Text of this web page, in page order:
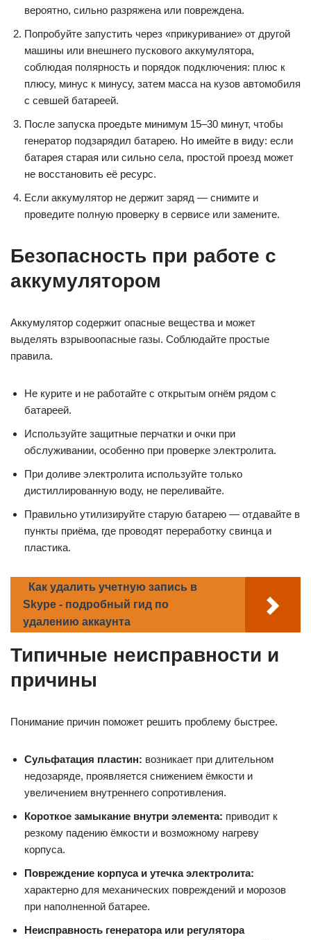
вероятно, сильно разряжена или повреждена.
Попробуйте запустить через «прикуривание» от другой
машины или внешнего пускового аккумулятора,
соблюдая полярность и порядок подключения: плюс к
плюсу, минус к минусу, затем масса на кузов автомобиля
с севшей батареей.
После запуска проедьте минимум 15–30 минут, чтобы
генератор подзарядил батарею. Но имейте в виду: если
батарея старая или сильно села, простой проезд может
не восстановить её ресурс.
Если аккумулятор не держит заряд — снимите и
проведите полную проверку в сервисе или замените.
Безопасность при работе с
аккумулятором
Аккумулятор содержит опасные вещества и может
выделять взрывоопасные газы. Соблюдайте простые
правила.
Не курите и не работайте с открытым огнём рядом с
батареей.
Используйте защитные перчатки и очки при
обслуживании, особенно при проверке электролита.
При доливе электролита используйте только
дистиллированную воду, не переливайте.
Правильно утилизируйте старую батарею — отдавайте в
пункты приёма, где проводят переработку свинца и
пластика.
Как удалить учетную запись в
Skype - подробный гид по
удалению аккаунта
Типичные неисправности и
причины
Понимание причин поможет решить проблему быстрее.
Сульфатация пластин: возникает при длительном
недозаряде, проявляется снижением ёмкости и
увеличением внутреннего сопротивления.
Короткое замыкание внутри элемента: приводит к
резкому падению ёмкости и возможному нагреву
корпуса.
Повреждение корпуса и утечка электролита:
характерно для механических повреждений и морозов
при наполненной батарее.
Неисправность генератора или регулятора